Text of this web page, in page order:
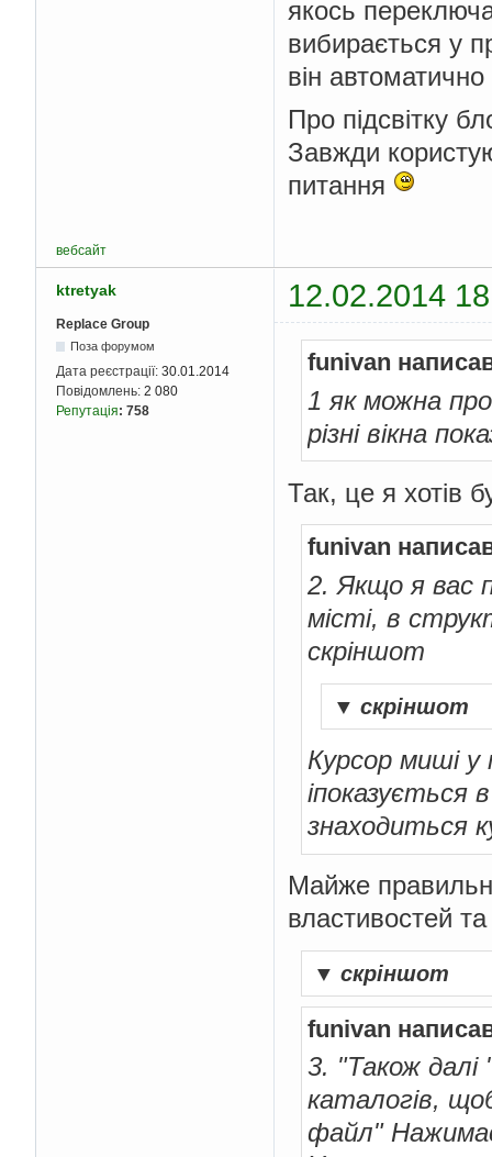
якось
вибирається у
він
Про підсвітку
Завжди
питання
вебсайт
ktretyak 12.02.2014
Replace Group
Поза форумом
Дата реєстрації: 30.01.2014
Повідомлень: 2 080
Репутація: 758
funivan
1 як можна
різні вікна
Так, це я хотів
funivan
2. Якщо я вас
місті, в
скріншот
▼ скріншот
Курсор миші у
іпоказується
знаходиться
Майже
властивостей та
▼ скріншот
funivan
3. "Також далі
каталогів,
файл"